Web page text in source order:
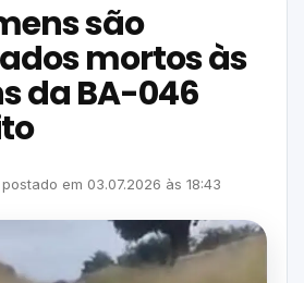
são
mortos às
da BA-046
postado em 03.07.2026 às 18:43